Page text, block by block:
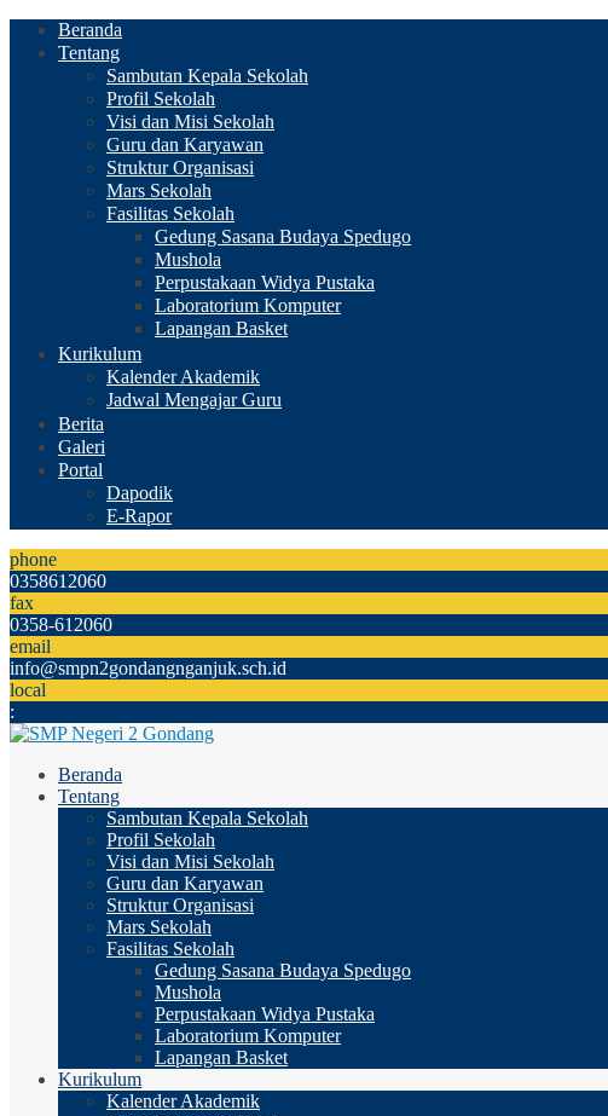
Beranda
Tentang
Sambutan Kepala Sekolah
Profil Sekolah
Visi dan Misi Sekolah
Guru dan Karyawan
Struktur Organisasi
Mars Sekolah
Fasilitas Sekolah
Gedung Sasana Budaya Spedugo
Mushola
Perpustakaan Widya Pustaka
Laboratorium Komputer
Lapangan Basket
Kurikulum
Kalender Akademik
Jadwal Mengajar Guru
Berita
Galeri
Portal
Dapodik
E-Rapor
phone
0358612060
fax
0358-612060
email
info@smpn2gondangnganjuk.sch.id
local
:
Beranda
Tentang
Sambutan Kepala Sekolah
Profil Sekolah
Visi dan Misi Sekolah
Guru dan Karyawan
Struktur Organisasi
Mars Sekolah
Fasilitas Sekolah
Gedung Sasana Budaya Spedugo
Mushola
Perpustakaan Widya Pustaka
Laboratorium Komputer
Lapangan Basket
Kurikulum
Kalender Akademik